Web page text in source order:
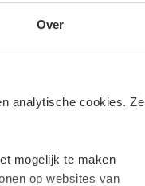
Over
analytische cookies. Ze
mogelijk te maken
op websites van